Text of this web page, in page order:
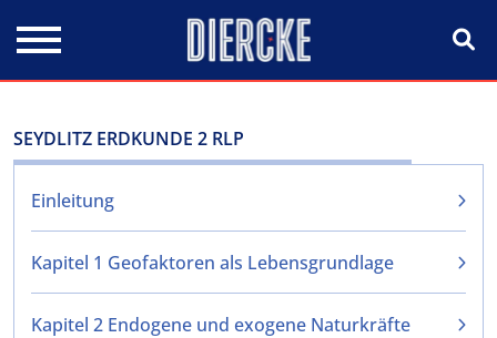
SEYDLITZ ERDKUNDE 2 RLP
Einleitung
Kapitel 1 Geofaktoren als Lebensgrundlage
Kapitel 2 Endogene und exogene Naturkräfte